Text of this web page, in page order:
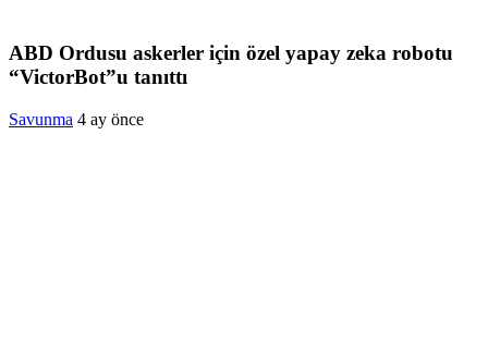
ABD Ordusu askerler için özel yapay zeka robotu
“VictorBot”u tanıttı
Savunma 4 ay önce